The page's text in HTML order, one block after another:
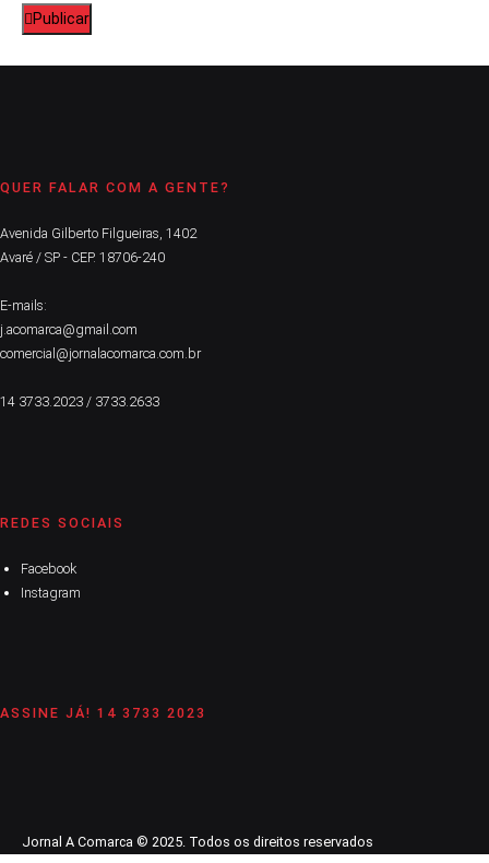
Publicar
QUER FALAR COM A GENTE?
Avenida Gilberto Filgueiras, 1402
Avaré / SP - CEP. 18706-240
E-mails:
j.acomarca@gmail.com
comercial@jornalacomarca.com.br
14 3733.2023 / 3733.2633
REDES SOCIAIS
Facebook
Instagram
ASSINE JÁ! 14 3733 2023
Jornal A Comarca © 2025. Todos os direitos reservados